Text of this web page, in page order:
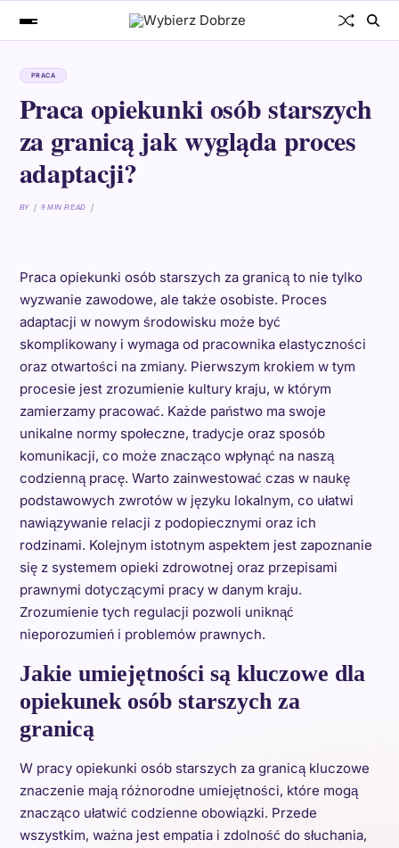
PRACA
Praca opiekunki osób starszych
za granicą jak wygląda proces
adaptacji?
BY 9 MIN READ
Praca opiekunki osób starszych za granicą to nie tylko
wyzwanie zawodowe, ale także osobiste. Proces
adaptacji w nowym środowisku może być
skomplikowany i wymaga od pracownika elastyczności
oraz otwartości na zmiany. Pierwszym krokiem w tym
procesie jest zrozumienie kultury kraju, w którym
zamierzamy pracować. Każde państwo ma swoje
unikalne normy społeczne, tradycje oraz sposób
komunikacji, co może znacząco wpłynąć na naszą
codzienną pracę. Warto zainwestować czas w naukę
podstawowych zwrotów w języku lokalnym, co ułatwi
nawiązywanie relacji z podopiecznymi oraz ich
rodzinami. Kolejnym istotnym aspektem jest zapoznanie
się z systemem opieki zdrowotnej oraz przepisami
prawnymi dotyczącymi pracy w danym kraju.
Zrozumienie tych regulacji pozwoli uniknąć
nieporozumień i problemów prawnych.
Jakie umiejętności są kluczowe dla
opiekunek osób starszych za
granicą
W pracy opiekunki osób starszych za granicą kluczowe
znaczenie mają różnorodne umiejętności, które mogą
znacząco ułatwić codzienne obowiązki. Przede
wszystkim, ważna jest empatia i zdolność do słuchania,